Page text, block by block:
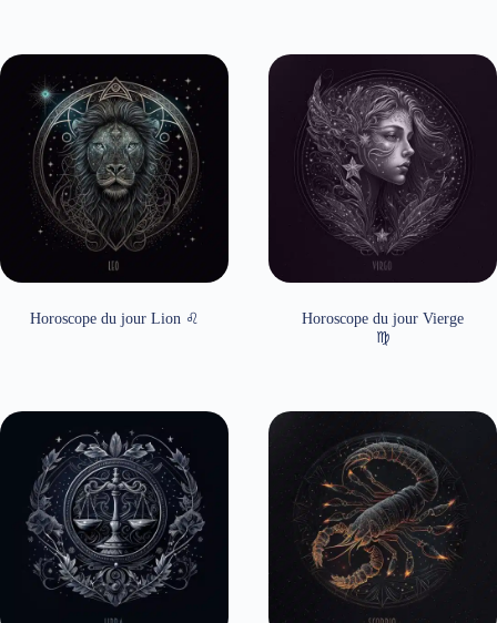
Horoscope du jour Lion ♌
Horoscope du jour Vierge
♍